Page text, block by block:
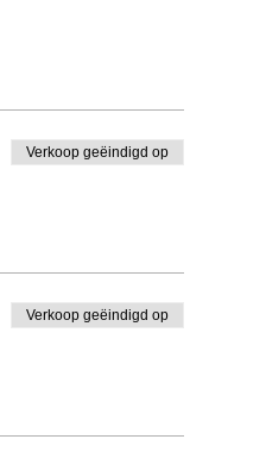
Verkoop geëindigd op
Verkoop geëindigd op